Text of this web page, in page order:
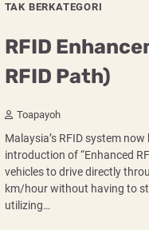
TAK BERKATEGORI
RFID
RFID Path)
Toapayoh
Malaysia’s RFID system
introduction of “Enhanced
vehicles to drive directly
km/hour without having to
utilizing…